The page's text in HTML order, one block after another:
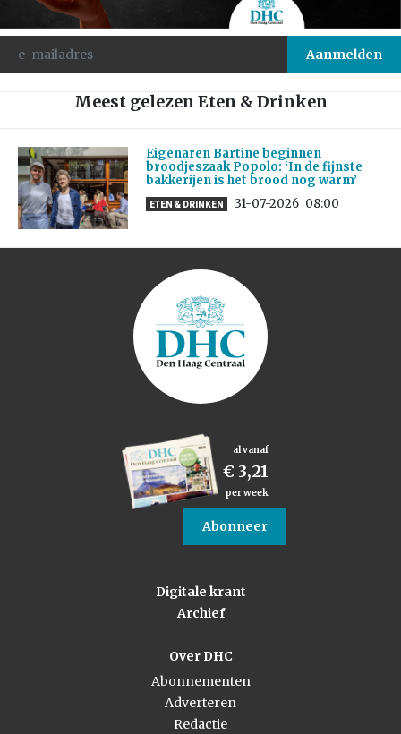
Meest gelezen Eten & Drinken
Eigenaren Bartine beginnen
broodjeszaak Popolo: ‘In de fijnste
bakkerijen is het brood nog warm’
ETEN & DRINKEN 31-07-2026 08:00
al vanaf
€ 3,21
per week
Abonneer
Digitale krant
Archief
Over DHC
Abonnementen
Adverteren
Redactie